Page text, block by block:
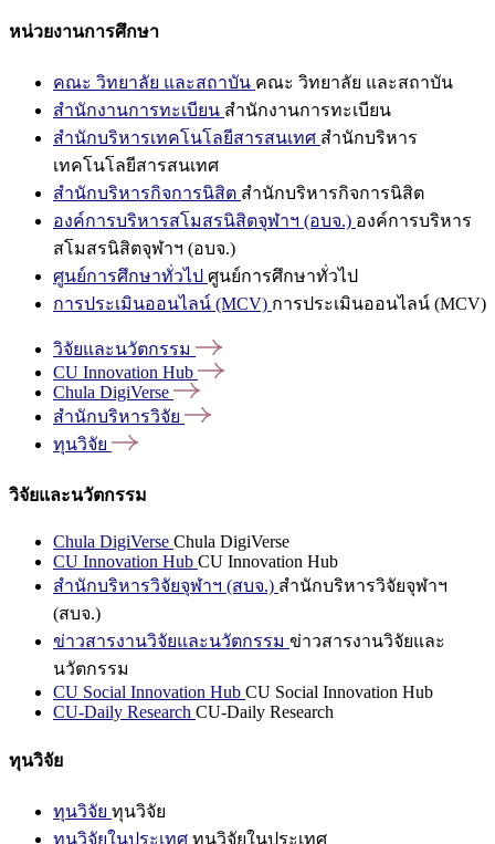
หน่วยงานการศึกษา
คณะ วิทยาลัย และสถาบัน คณะ วิทยาลัย และสถาบัน
สำนักงานการทะเบียน สำนักงานการทะเบียน
สำนักบริหารเทคโนโลยีสารสนเทศ สำนักบริหาร
เทคโนโลยีสารสนเทศ
สำนักบริหารกิจการนิสิต สำนักบริหารกิจการนิสิต
องค์การบริหารสโมสรนิสิตจุฬาฯ (อบจ.) องค์การบริหาร
สโมสรนิสิตจุฬาฯ (อบจ.)
ศูนย์การศึกษาทั่วไป ศูนย์การศึกษาทั่วไป
การประเมินออนไลน์ (MCV) การประเมินออนไลน์ (MCV)
วิจัยและนวัตกรรม
CU Innovation Hub
Chula DigiVerse
สำนักบริหารวิจัย
ทุนวิจัย
วิจัยและนวัตกรรม
Chula DigiVerse Chula DigiVerse
CU Innovation Hub CU Innovation Hub
สำนักบริหารวิจัยจุฬาฯ (สบจ.) สำนักบริหารวิจัยจุฬาฯ
(สบจ.)
ข่าวสารงานวิจัยและนวัตกรรม ข่าวสารงานวิจัยและ
นวัตกรรม
CU Social Innovation Hub CU Social Innovation Hub
CU-Daily Research CU-Daily Research
ทุนวิจัย
ทุนวิจัย ทุนวิจัย
ทุนวิจัยในประเทศ ทุนวิจัยในประเทศ